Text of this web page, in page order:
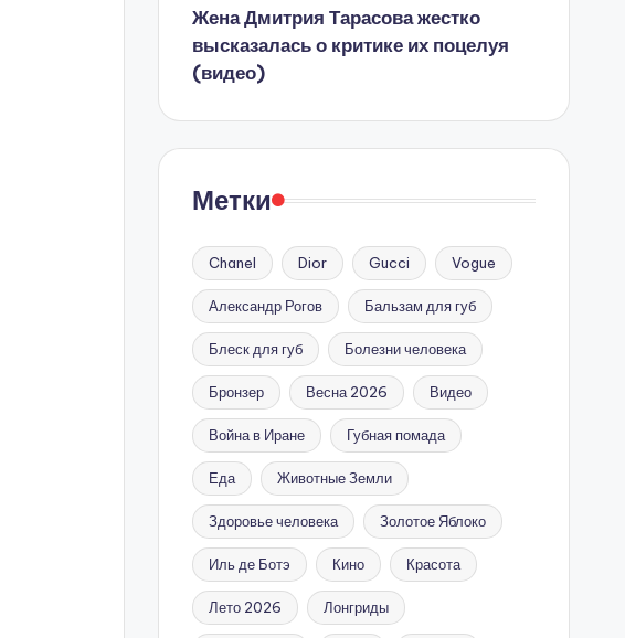
Жена Дмитрия Тарасова жестко
высказалась о критике их поцелуя
(видео)
Метки
Chanel Dior Gucci Vogue
Александр Рогов Бальзам для губ
Блеск для губ Болезни человека
Бронзер Весна 2026 Видео
Война в Иране Губная помада
Еда Животные Земли
Здоровье человека Золотое Яблоко
Иль де Ботэ Кино Красота
Лето 2026 Лонгриды